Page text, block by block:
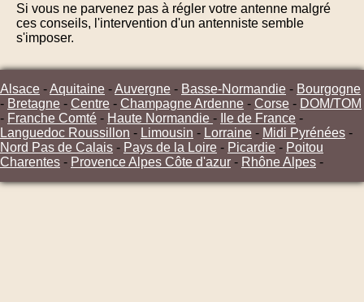
Si vous ne parvenez pas à régler votre antenne malgré
ces conseils, l'intervention d'un antenniste semble
s'imposer.
Alsace -Aquitaine -Auvergne - Basse-Normandie - Bourgogne
- Bretagne - Centre - Champagne Ardenne - Corse - DOM/TOM
- Franche Comté - Haute Normandie - Ile de France -
Languedoc Roussillon - Limousin - Lorraine - Midi Pyrénées -
Nord Pas de Calais - Pays de la Loire - Picardie - Poitou
Charentes - Provence Alpes Côte d'azur - Rhône Alpes -